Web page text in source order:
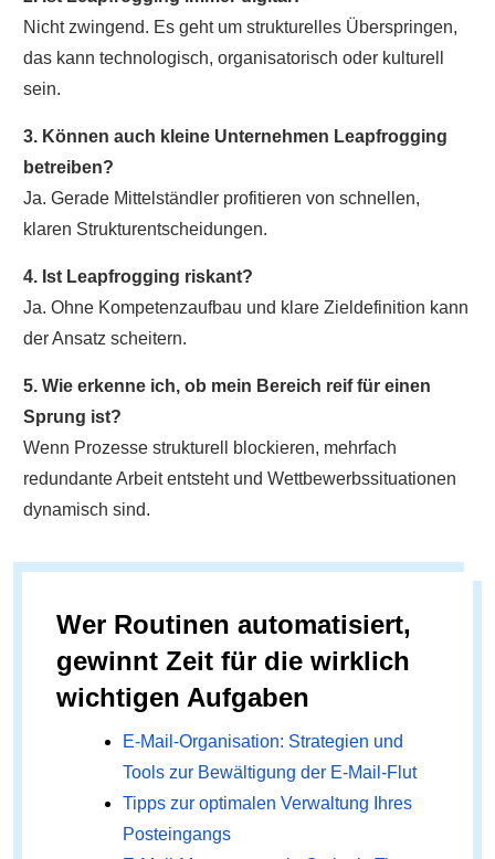
Nicht zwingend. Es geht um strukturelles Überspringen,
das kann technologisch, organisatorisch oder kulturell
sein.
3. Können auch kleine Unternehmen Leapfrogging
betreiben?
Ja. Gerade Mittelständler profitieren von schnellen,
klaren Strukturentscheidungen.
4. Ist Leapfrogging riskant?
Ja. Ohne Kompetenzaufbau und klare Zieldefinition kann
der Ansatz scheitern.
5. Wie erkenne ich, ob mein Bereich reif für einen
Sprung ist?
Wenn Prozesse strukturell blockieren, mehrfach
redundante Arbeit entsteht und Wettbewerbssituationen
dynamisch sind.
Wer Routinen automatisiert,
gewinnt Zeit für die wirklich
wichtigen Aufgaben
E-Mail-Organisation: Strategien und
Tools zur Bewältigung der E-Mail-Flut
Tipps zur optimalen Verwaltung Ihres
Posteingangs